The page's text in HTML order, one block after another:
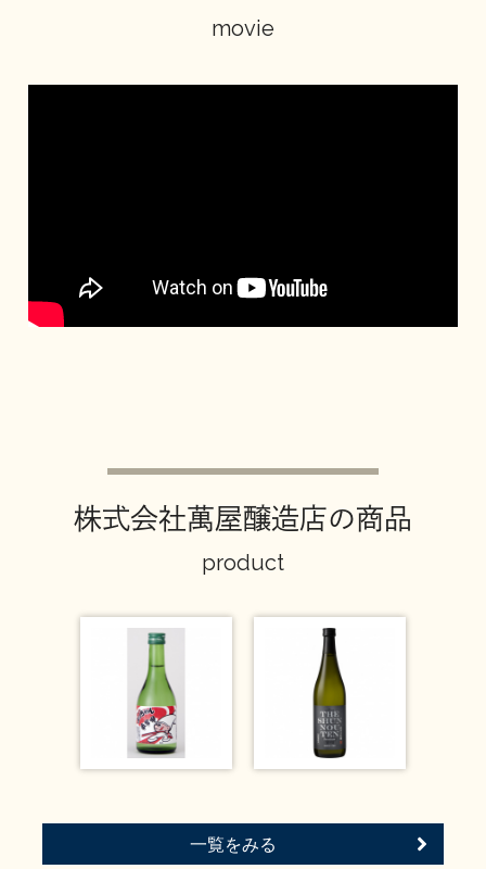
地酒・イベント情報
イベント情報TOP 新商品・おすすめ商品
イベント情報
地酒蔵元会WEB展示会 地酒蔵元会利酒会
movie
株式会社萬屋醸造店の商品
product
一覧をみる